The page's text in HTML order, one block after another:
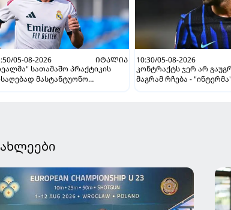
05-08-2026
ᲘᲢᲐᲚᲘᲐ
სათამაშო პრაქტიკის
მასტანტუონო
10:30/05-08-2026
კონტრაქტს ჯერ არ
მაგრამ რჩება - "ინტერმა"